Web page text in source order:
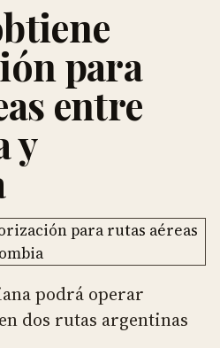
para
entre
y
podrá operar
dos rutas argentinas